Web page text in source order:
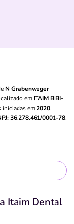
N Grabenweger
em ITAIM BIBI-
iniciadas em2020,
36.278.461/0001-78.
Itaim Dental